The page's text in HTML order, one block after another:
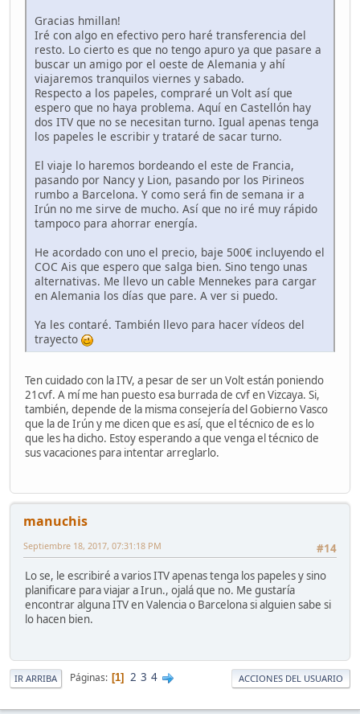
Gracias hmillan!
Iré con algo en efectivo pero haré transferencia del
resto. Lo cierto es que no tengo apuro ya que pasare a
buscar un amigo por el oeste de Alemania y ahí
viajaremos tranquilos viernes y sabado.
Respecto a los papeles, compraré un Volt así que
espero que no haya problema. Aquí en Castellón hay
dos ITV que no se necesitan turno. Igual apenas tenga
los papeles le escribir y trataré de sacar turno.
El viaje lo haremos bordeando el este de Francia,
pasando por Nancy y Lion, pasando por los Pirineos
rumbo a Barcelona. Y como será fin de semana ir a
Irún no me sirve de mucho. Así que no iré muy rápido
tampoco para ahorrar energía.
He acordado con uno el precio, baje 500€ incluyendo el
COC Ais que espero que salga bien. Sino tengo unas
alternativas. Me llevo un cable Mennekes para cargar
en Alemania los días que pare. A ver si puedo.
Ya les contaré. También llevo para hacer vídeos del
trayecto
Ten cuidado con la ITV, a pesar de ser un Volt están poniendo
21cvf. A mí me han puesto esa burrada de cvf en Vizcaya. Si,
también, depende de la misma consejería del Gobierno Vasco
que la de Irún y me dicen que es así, que el técnico de es lo
que les ha dicho. Estoy esperando a que venga el técnico de
sus vacaciones para intentar arreglarlo.
manuchis
#14
Septiembre 18, 2017, 07:31:18 PM
Lo se, le escribiré a varios ITV apenas tenga los papeles y sino
planificare para viajar a Irun., ojalá que no. Me gustaría
encontrar alguna ITV en Valencia o Barcelona si alguien sabe si
lo hacen bien.
IR ARRIBA Páginas 1 2 3 4 ACCIONES DEL USUARIO